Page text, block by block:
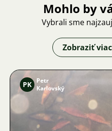
Mohlo by
Vybrali sme
Zobraziť viac
PK
Petr
Karlovský